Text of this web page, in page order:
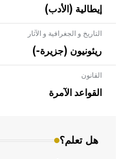
إيطالية (الأدب)
التاريخ و الجغرافية و الآثار
ريئونيون (جزيرة-)
القانون
القواعد الآمرة
هل تعلم؟
- هل تعلم أن الأبلق نوع
بالعمارة الإسلامية في
المعمار على بناء مداميكه